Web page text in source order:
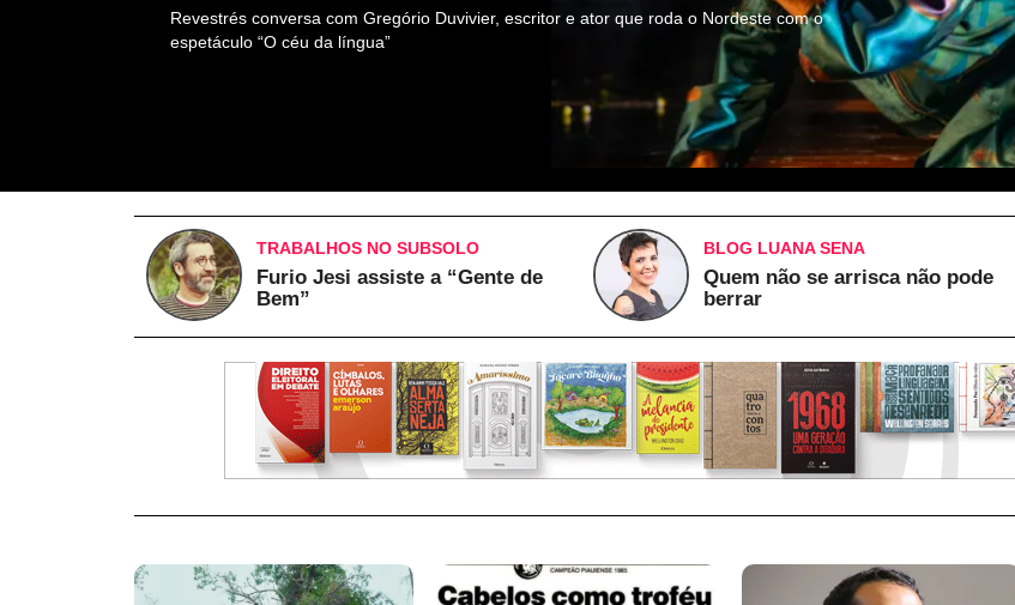
Revestrés conversa com Gregório Duvivier, escritor e ator que roda o Nordeste com o
espetáculo “O céu da língua”
TRABALHOS NO SUBSOLO
Furio Jesi assiste a “Gente de
Bem”
BLOG LUANA SENA
Quem não se arrisca não pode
berrar